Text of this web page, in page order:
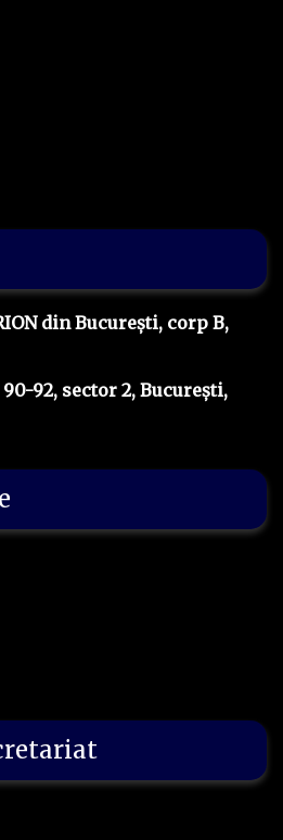
din București, corp B,
92, sector 2, București,